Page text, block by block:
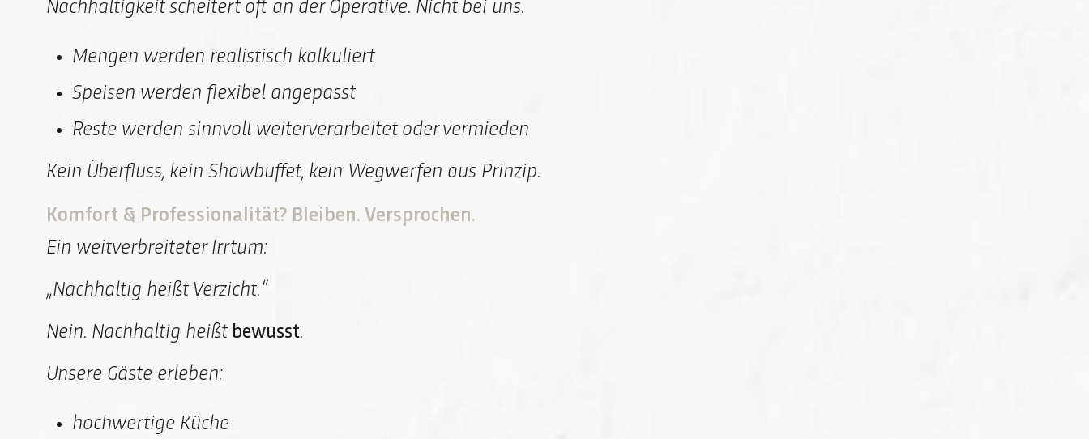
Nachhaltigkeit scheitert oft an der Operative. Nicht bei uns.
Mengen werden realistisch kalkuliert
Speisen werden flexibel angepasst
Reste werden sinnvoll weiterverarbeitet oder vermieden
Kein Überfluss, kein Showbuffet, kein Wegwerfen aus Prinzip.
Komfort & Professionalität? Bleiben. Versprochen.
Ein weitverbreiteter Irrtum:
„Nachhaltig heißt Verzicht.“
Nein. Nachhaltig heißt bewusst.
Unsere Gäste erleben:
hochwertige Küche